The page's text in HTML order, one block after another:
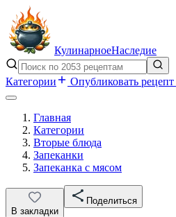
КулинарноеНаследие
Категории Опубликовать рецепт
Главная
Категории
Вторые блюда
Запеканки
Запеканка с мясом
В закладки
Поделиться